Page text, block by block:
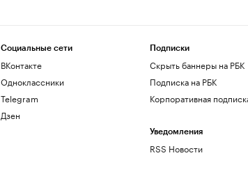
Социальные сети
ВКонтакте
Одноклассники
Telegram
Дзен
Подписки
Скрыть баннеры на РБК
Подписка на РБК
Корпоративная
Уведомления
RSS Новости